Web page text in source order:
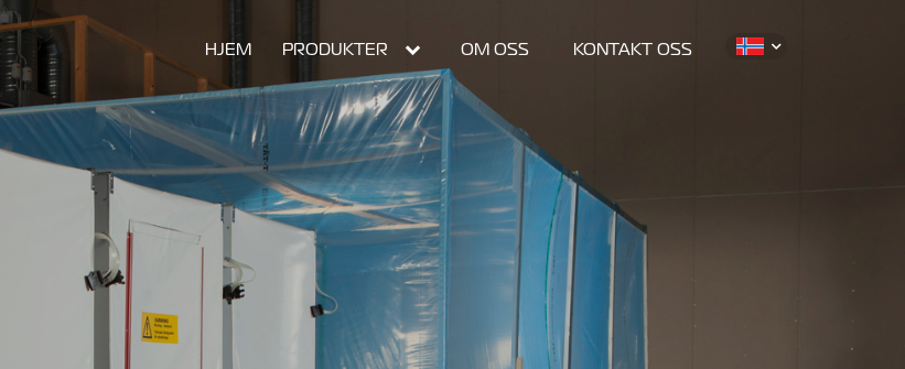
PRODUKTER expand_more
HJEM OM OSS KONTAKT OSS